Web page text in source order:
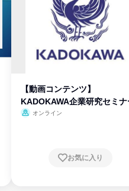
【動画コンテンツ】
KADOKAWA企業研究セミナ
オンライン
お気に入り